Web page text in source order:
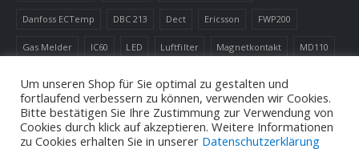
Danfoss ECTemp DBC 213 Dect Ericsson FWP200
Gas Melder IC60 LED Luftfilter Magnetkontakt MD110
Um unseren Shop für Sie optimal zu gestalten und
fortlaufend verbessern zu können, verwenden wir Cookies.
Bitte bestätigen Sie Ihre Zustimmung zur Verwendung von
Cookies durch klick auf akzeptieren. Weitere Informationen
zu Cookies erhalten Sie in unserer Datenschutzerklärung